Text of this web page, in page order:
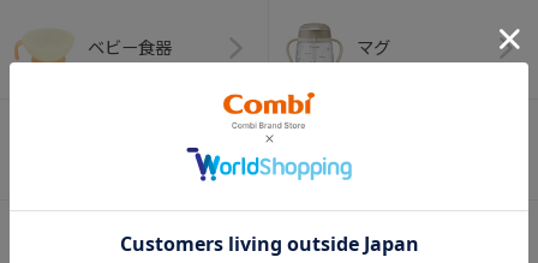
ベビー食器 マグ
オーラルケア
ベビートイ